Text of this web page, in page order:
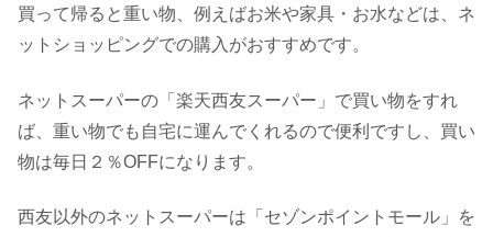
買って帰ると重い物、例えばお米や家具・お水などは、ネ
ットショッピングでの購入がおすすめです。
ネットスーパーの「楽天西友スーパー」で買い物をすれ
ば、重い物でも自宅に運んでくれるので便利ですし、買い
物は毎日２％OFFになります。
西友以外のネットスーパーは「セゾンポイントモール」を